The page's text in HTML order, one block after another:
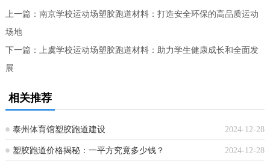
上一篇： 南京学校运动场塑胶跑道材料：打造安全环保的高品质运动
场地
下一篇： 上虞学校运动场塑胶跑道材料：助力学生健康成长和全面发
展
相关推荐
2024-12-28
泰州体育馆塑胶跑道建设
2024-12-28
塑胶跑道价格揭秘：一平方究竟多少钱？